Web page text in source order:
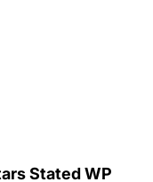
Stated WP